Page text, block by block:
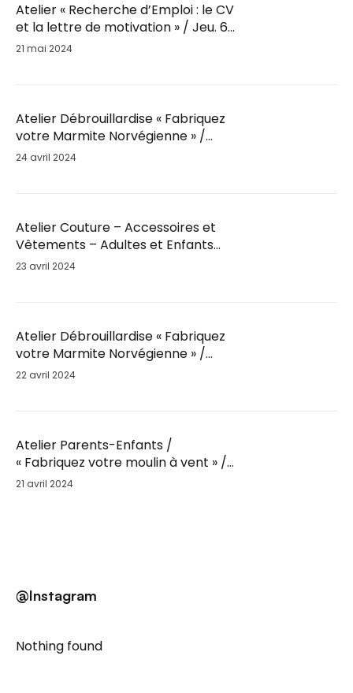
Atelier « Recherche d’Emploi : le CV
et la lettre de motivation » / Jeu. 6
Juin / 14h-16h
21 mai 2024
Atelier Débrouillardise « Fabriquez
votre Marmite Norvégienne » /
Mar. 28 Mai / 18h30
24 avril 2024
Atelier Couture – Accessoires et
Vêtements – Adultes et Enfants
par Fil’Ambule – Sam. 25 Mai / 10h
23 avril 2024
Atelier Débrouillardise « Fabriquez
votre Marmite Norvégienne » /
Sam. 25 Mai / 9h30
22 avril 2024
Atelier Parents-Enfants /
« Fabriquez votre moulin à vent » /
Sam. 25 Mai
21 avril 2024
@Instagram
Nothing found